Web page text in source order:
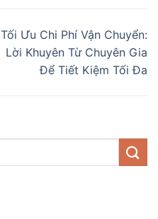
Tối Ưu Chi Phí Vận Chuyển:
Lời Khuyên Từ Chuyên Gia
Để Tiết Kiệm Tối Đa